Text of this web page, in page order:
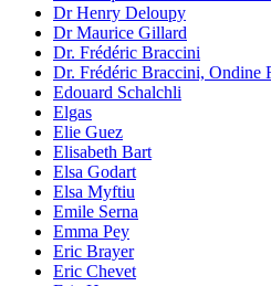
Dr Henry Deloupy
Dr Maurice Gillard
Dr. Frédéric Braccini
Dr. Frédéric Braccini, Ondine
Edouard Schalchli
Elgas
Elie Guez
Elisabeth Bart
Elsa Godart
Elsa Myftiu
Emile Serna
Emma Pey
Eric Brayer
Eric Chevet